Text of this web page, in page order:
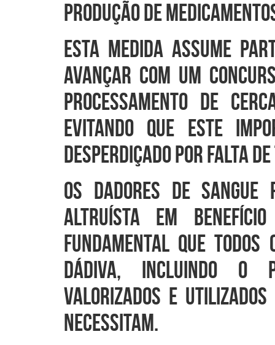
produção de
Esta medida assume
avançar com um
processamento de
evitando que este
desperdiçado por falta
Os dadores de
altruísta em
fundamental que todos
dádiva, incluindo o
valorizados e
necessitam.